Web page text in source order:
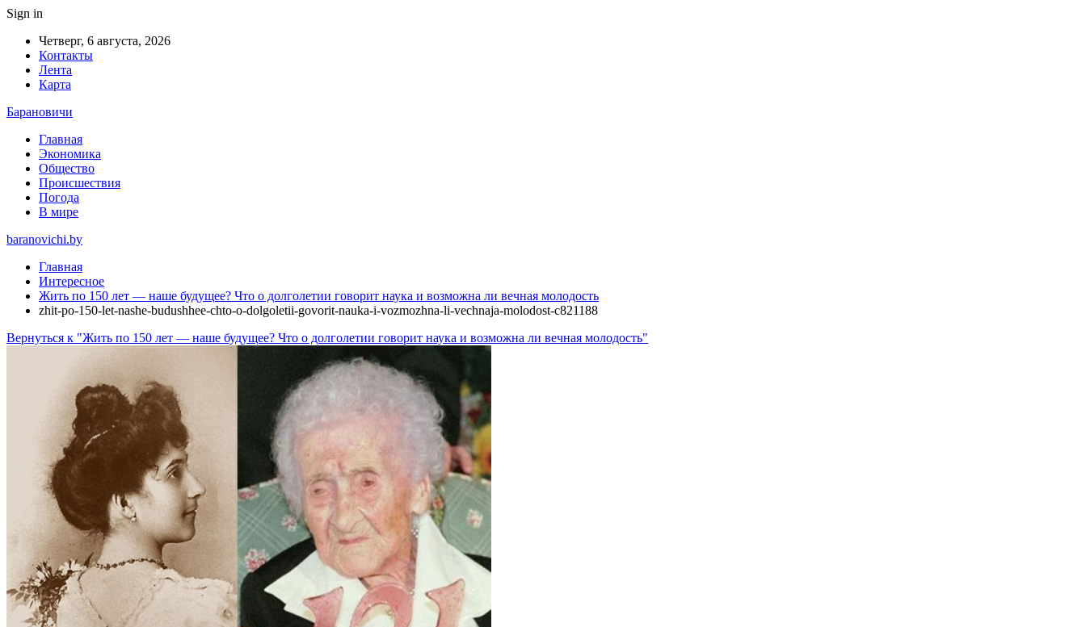
Sign in
Четверг, 6 августа, 2026
Контакты
Лента
Карта
Барановичи
Главная
Экономика
Общество
Происшествия
Погода
В мире
baranovichi.by
Главная
Интересное
Жить по 150 лет — наше будущее? Что о долголетии говорит наука и возможна ли вечная молодость
zhit-po-150-let-nashe-budushhee-chto-o-dolgoletii-govorit-nauka-i-vozmozhna-li-vechnaja-molodost-c821188
Вернуться к "Жить по 150 лет — наше будущее? Что о долголетии говорит наука и возможна ли вечная молодость"